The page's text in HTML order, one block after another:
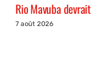
Rio Mavuba
7 août 2026